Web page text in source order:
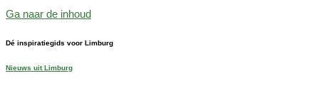
Ga naar de inhoud
Dé inspiratiegids voor Limburg
Nieuws uit Limburg